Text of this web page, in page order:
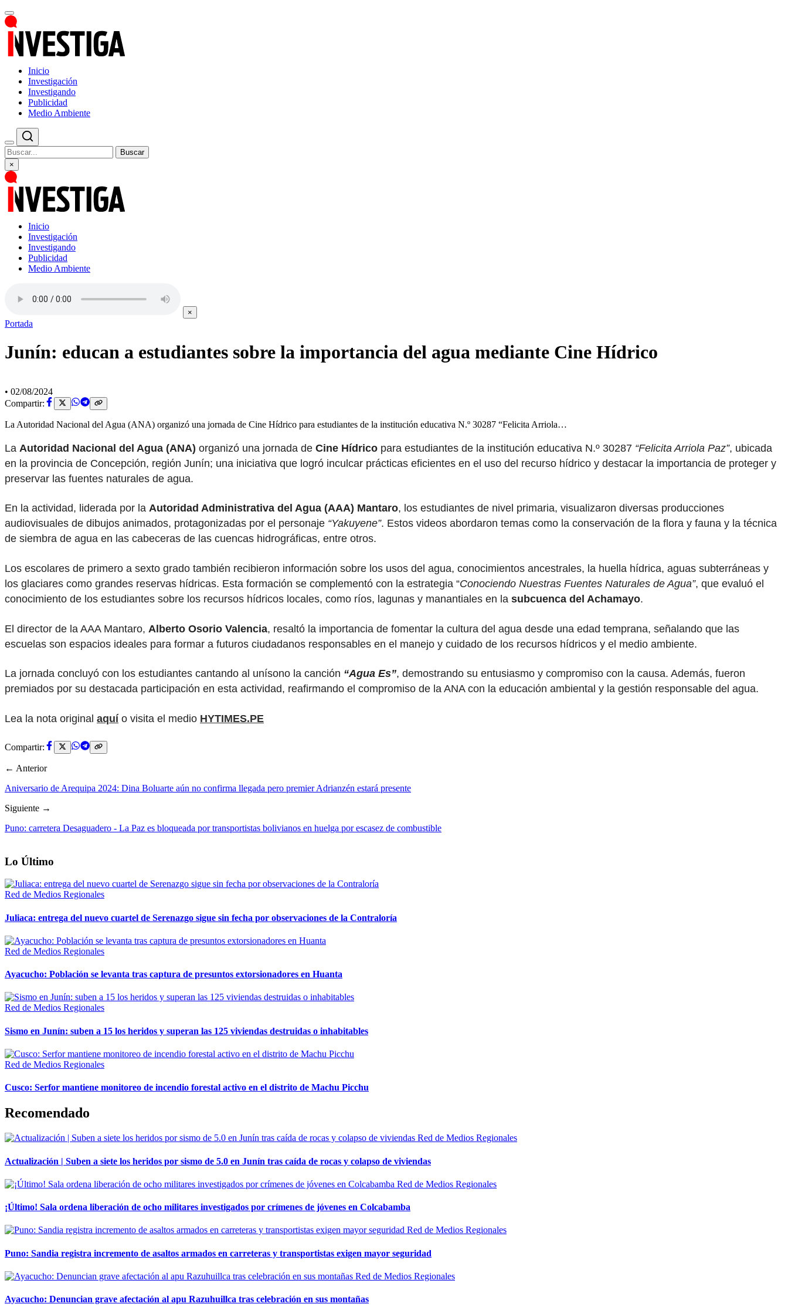
Inicio
Investigación
Investigando
Publicidad
Medio Ambiente
Buscar
×
Inicio
Investigación
Investigando
Publicidad
Medio Ambiente
×
Portada
Junín: educan a estudiantes sobre la importancia del agua mediante Cine Hídrico
• 02/08/2024
Compartir:
La Autoridad Nacional del Agua (ANA) organizó una jornada de Cine Hídrico para estudiantes de la institución educativa N.º 30287 “Felicita Arriola…
La Autoridad Nacional del Agua (ANA) organizó una jornada de Cine Hídrico para estudiantes de la institución educativa N.º 30287 “Felicita Arriola Paz”, ubicada
en la provincia de Concepción, región Junín; una iniciativa que logró inculcar prácticas eficientes en el uso del recurso hídrico y destacar la importancia de proteger y
preservar las fuentes naturales de agua.
En la actividad, liderada por la Autoridad Administrativa del Agua (AAA) Mantaro, los estudiantes de nivel primaria, visualizaron diversas producciones
audiovisuales de dibujos animados, protagonizadas por el personaje “Yakuyene”. Estos videos abordaron temas como la conservación de la flora y fauna y la técnica
de siembra de agua en las cabeceras de las cuencas hidrográficas, entre otros.
Los escolares de primero a sexto grado también recibieron información sobre los usos del agua, conocimientos ancestrales, la huella hídrica, aguas subterráneas y
los glaciares como grandes reservas hídricas. Esta formación se complementó con la estrategia “Conociendo Nuestras Fuentes Naturales de Agua”, que evaluó el
conocimiento de los estudiantes sobre los recursos hídricos locales, como ríos, lagunas y manantiales en la subcuenca del Achamayo.
El director de la AAA Mantaro, Alberto Osorio Valencia, resaltó la importancia de fomentar la cultura del agua desde una edad temprana, señalando que las
escuelas son espacios ideales para formar a futuros ciudadanos responsables en el manejo y cuidado de los recursos hídricos y el medio ambiente.
La jornada concluyó con los estudiantes cantando al unísono la canción “Agua Es”, demostrando su entusiasmo y compromiso con la causa. Además, fueron
premiados por su destacada participación en esta actividad, reafirmando el compromiso de la ANA con la educación ambiental y la gestión responsable del agua.
Lea la nota original aquío visita el medio HYTIMES.PE
Compartir:
← Anterior
Aniversario de Arequipa 2024: Dina Boluarte aún no confirma llegada pero premier Adrianzén estará presente
Siguiente →
Puno: carretera Desaguadero - La Paz es bloqueada por transportistas bolivianos en huelga por escasez de combustible
Lo Último
Red de Medios Regionales
Juliaca: entrega del nuevo cuartel de Serenazgo sigue sin fecha por observaciones de la Contraloría
Red de Medios Regionales
Ayacucho: Población se levanta tras captura de presuntos extorsionadores en Huanta
Red de Medios Regionales
Sismo en Junín: suben a 15 los heridos y superan las 125 viviendas destruidas o inhabitables
Red de Medios Regionales
Cusco: Serfor mantiene monitoreo de incendio forestal activo en el distrito de Machu Picchu
Recomendado
Red de Medios Regionales
Actualización | Suben a siete los heridos por sismo de 5.0 en Junín tras caída de rocas y colapso de viviendas
Red de Medios Regionales
¡Último! Sala ordena liberación de ocho militares investigados por crímenes de jóvenes en Colcabamba
Red de Medios Regionales
Puno: Sandia registra incremento de asaltos armados en carreteras y transportistas exigen mayor seguridad
Red de Medios Regionales
Ayacucho: Denuncian grave afectación al apu Razuhuillca tras celebración en sus montañas